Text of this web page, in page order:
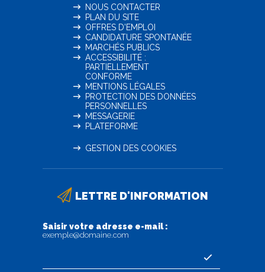
NOUS CONTACTER
PLAN DU SITE
OFFRES D'EMPLOI
CANDIDATURE SPONTANÉE
MARCHÉS PUBLICS
ACCESSIBILITÉ :
PARTIELLEMENT
CONFORME
MENTIONS LÉGALES
PROTECTION DES DONNÉES
PERSONNELLES
MESSAGERIE
PLATEFORME
GESTION DES COOKIES
LETTRE D'INFORMATION
Saisir votre adresse e-mail :
exemple@domaine.com